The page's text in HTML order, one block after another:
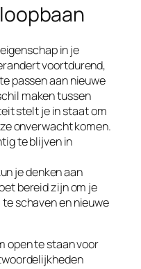
in je
voortdurend,
passen aan nieuwe
maken tussen
stelt je in staat om
onverwacht komen.
te blijven in
je denken aan
bereid zijn om je
schaven en nieuwe
open te staan voor